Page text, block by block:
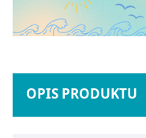
OPIS PRODUKTU